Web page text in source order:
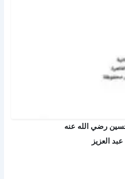
رضي الله عنه
العزيز